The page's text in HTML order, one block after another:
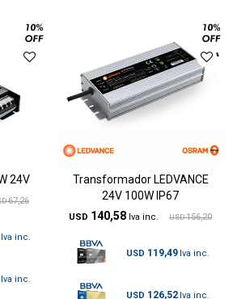
24V
67,26
Transformador LEDVANCE
24V 100W IP67
USD 140,58 USD 156,20
USD 119,49
USD 126,52